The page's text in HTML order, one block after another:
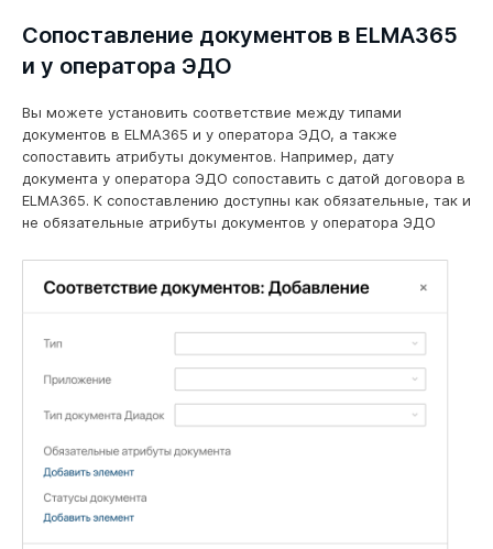
Сопоставление документов в ELMA365
и у оператора ЭДО
Вы можете установить соответствие между типами
документов в ELMA365 и у оператора ЭДО, а также
сопоставить атрибуты документов. Например, дату
документа у оператора ЭДО сопоставить с датой договора в
ELMA365. К сопоставлению доступны как обязательные, так и
не обязательные атрибуты документов у оператора ЭДО